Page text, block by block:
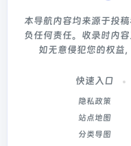
本导航内容均来源于投
负任何责任。收录时内
如无意侵犯您的权益
快速入口
隐私政策
站点地图
分类导图